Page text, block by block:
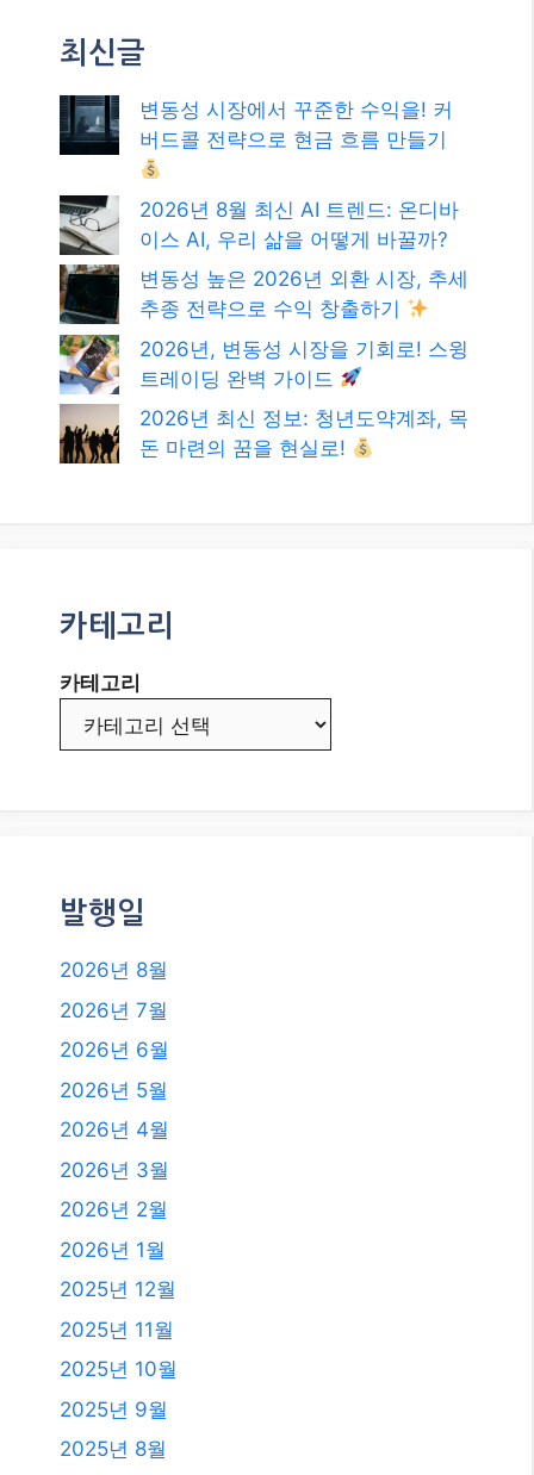
최신글
변동성 시장에서 꾸준한 수익을! 커
버드콜 전략으로 현금 흐름 만들기
2026년 8월 최신 AI 트렌드: 온디바
이스 AI, 우리 삶을 어떻게 바꿀까?
변동성 높은 2026년 외환 시장, 추세
추종 전략으로 수익 창출하기
2026년, 변동성 시장을 기회로! 스윙
트레이딩 완벽 가이드
2026년 최신 정보: 청년도약계좌, 목
돈 마련의 꿈을 현실로!
카테고리
카테고리
발행일
2026년 8월
2026년 7월
2026년 6월
2026년 5월
2026년 4월
2026년 3월
2026년 2월
2026년 1월
2025년 12월
2025년 11월
2025년 10월
2025년 9월
2025년 8월